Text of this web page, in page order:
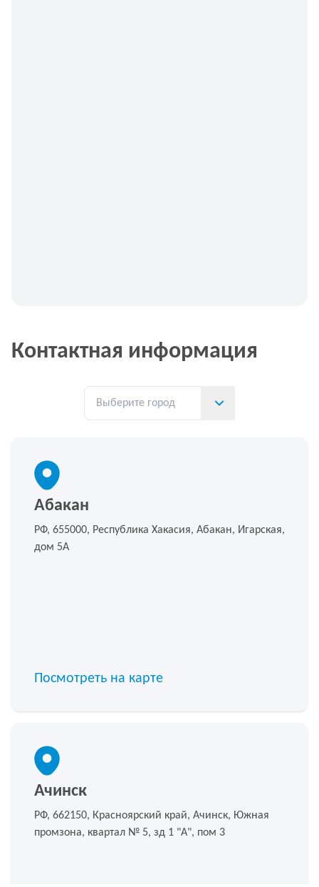
Контактная информация
Абакан
РФ, 655000, Республика Хакасия, Абакан, Игарская,
дом 5А
Посмотреть на карте
Ачинск
РФ, 662150, Красноярский край, Ачинск, Южная
промзона, квартал № 5, зд 1 "А", пом 3